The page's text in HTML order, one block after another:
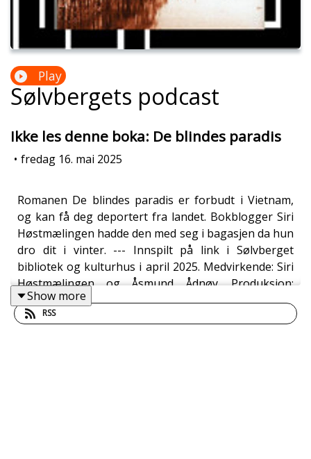
Play
Sølvbergets podcast
Ikke les denne boka: De blindes paradis
• fredag 16. mai 2025
Romanen De blindes paradis er forbudt i Vietnam,
og kan få deg deportert fra landet. Bokblogger Siri
Høstmælingen hadde den med seg i bagasjen da hun
dro dit i vinter. --- Innspilt på link i Sølvberget
bibliotek og kulturhus i april 2025. Medvirkende: Siri
Høstmælingen og Åsmund Ådnøy. Produksjon:
Åsmund Ådnøy.
Show more
RSS